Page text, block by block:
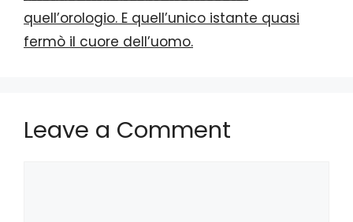
quell’orologio. E quell’unico istante quasi
fermò il cuore dell’uomo.
Leave a Comment